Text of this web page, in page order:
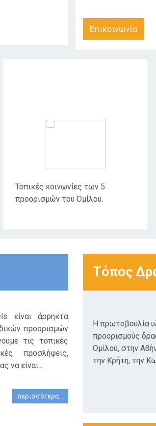
Επικοινωνία
Τοπικές κοινωνίες των 5
προορισμών του Ομίλου.
είναι άρρηκτα
προορισμών
τις τοπικές
προσλήψεις,
να είναι...
περισσότερα...
Τόπος
Η πρωτοβουλία
προορισμούς
Ομίλου, στην
την Κρήτη, την